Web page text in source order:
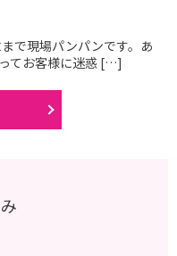
で現場パンパンです。あ
てお客様に迷惑 […]